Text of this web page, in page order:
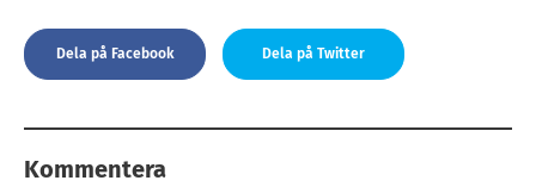
Dela på Facebook Dela på Twitter
Kommentera